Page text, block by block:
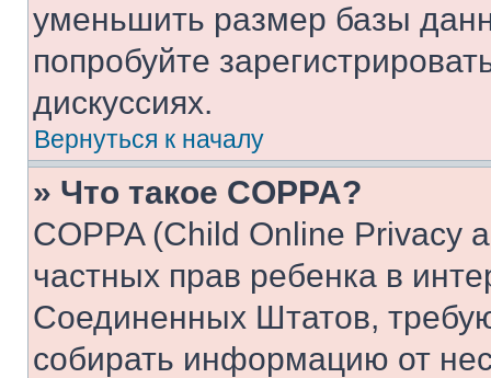
уменьшить размер базы
попробуйте
дискуссиях.
Вернуться к началу
» Что такое COPPA?
COPPA (Child Online Privacy
частных прав ребенка в
Соединенных Штатов,
собирать информацию от